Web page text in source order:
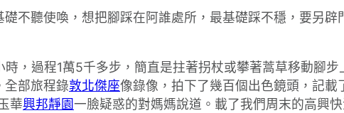
不聽使喚，想把腳踩在阿誰處所，最基礎踩不穩，要另辟
，過程1萬5千多步，簡直是拄著拐杖或攀著蒿草移動腳
全部旅程錄敦北傑座像錄像，拍下了幾百個出色鏡頭，記
華興邦靜園一臉疑惑的對媽媽說道。載了我們周末的高興快